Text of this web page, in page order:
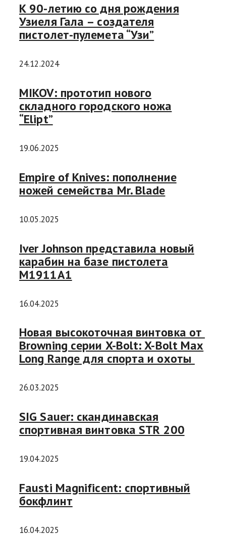
К 90-летию cо дня рождения
Узиеля Гала – создателя
пистолет-пулемета “Узи”
24.12.2024
MIKOV: прототип нового
складного городского ножа
“Elipt”
19.06.2025
Empire of Knives: пополнение
ножей семейства Mr. Blade
10.05.2025
Iver Johnson представила новый
карабин на базе пистолета
М1911А1
16.04.2025
Новая высокоточная винтовка от
Browning серии X-Bolt: X-Bolt Max
Long Range для спорта и охоты
26.03.2025
SIG Sauer: скандинавская
спортивная винтовка STR 200
19.04.2025
Fausti Magnificent: спортивный
бокфлинт
16.04.2025